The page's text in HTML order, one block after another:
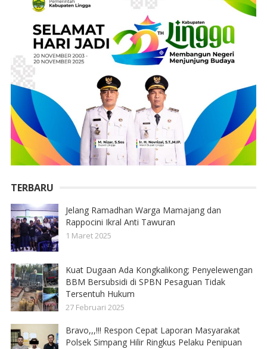
TERBARU
Jelang Ramadhan Warga Mamajang dan
Rappocini Ikral Anti Tawuran
1 Maret 2025
Kuat Dugaan Ada Kongkalikong; Penyelewengan
BBM Bersubsidi di SPBN Pesaguan Tidak
Tersentuh Hukum
27 Februari 2025
Bravo,,,!!! Respon Cepat Laporan Masyarakat
Polsek Simpang Hilir Ringkus Pelaku Penipuan